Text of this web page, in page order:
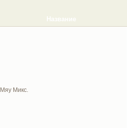
Название
Мяу Микс.